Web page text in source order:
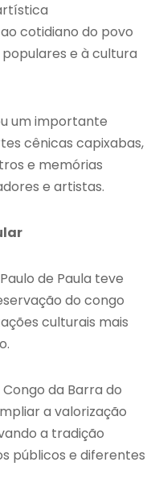
cotidiano do povo
e à cultura
um importante
cênicas capixabas,
e memórias
e artistas.
de Paula teve
do congo
culturais mais
da Barra do
a valorização
a tradição
públicos e diferentes